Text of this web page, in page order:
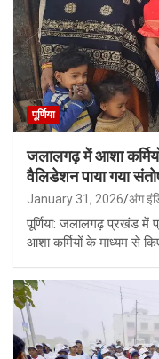
पूर्णिया
जलालगढ़ में आशा
वैलिडेशन पाया गया
January 31, 2026 अंग
पूर्णिया: जलालगढ़ प्रखंड में
आशा कर्मियों के माध्यम से